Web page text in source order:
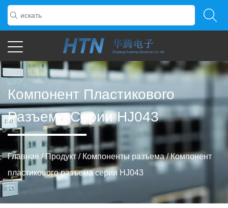
Компонент Пластикового
Разъема Серии HJ043
Главная /Продукт / Компоненты разъема/Компонент
пластикового разъема серии HJ043